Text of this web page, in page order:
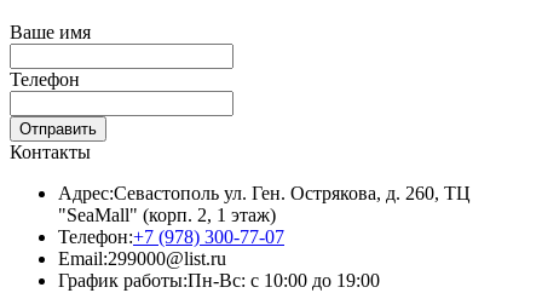
Ваше имя
Телефон
Отправить
Контакты
Адрес:Севастополь ул. Ген. Острякова, д. 260, ТЦ
"SeaMall" (корп. 2, 1 этаж)
Телефон:+7 (978) 300-77-07
Email:299000@list.ru
График работы:Пн-Вс: с 10:00 до 19:00